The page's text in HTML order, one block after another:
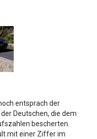
entsprach der
Deutschen, die dem
bescherten.
mit einer Ziffer im